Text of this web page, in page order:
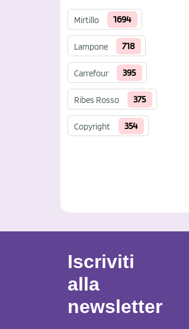
Mirtillo 1694
Lampone 718
Carrefour 395
Ribes Rosso 375
Copyright 354
Iscriviti
alla
newsletter